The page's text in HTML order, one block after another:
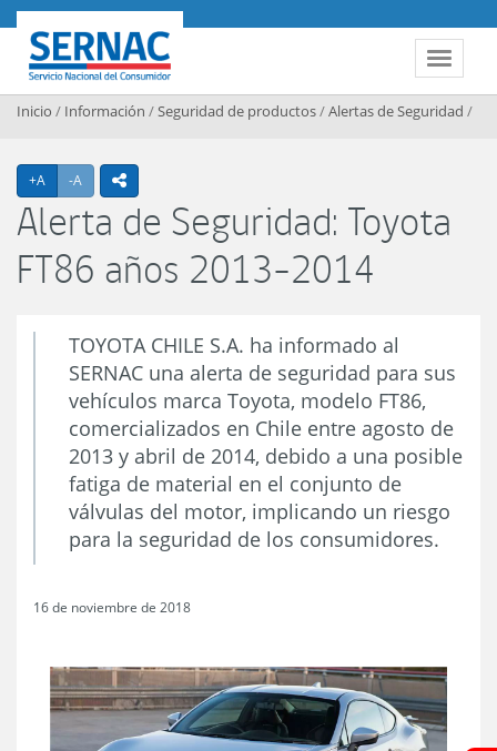
Contenido principal
Toggle
SERNAC
Inicio / Información /Seguridad de productos/Alertas de Seguridad /
+A Agrandar texto
-A Achicar textoicono compartir
Alerta de Seguridad: Toyota
FT86 años 2013-2014
TOYOTA CHILE S.A. ha informado al
SERNAC una alerta de seguridad para sus
vehículos marca Toyota, modelo FT86,
comercializados en Chile entre agosto de
2013 y abril de 2014, debido a una posible
fatiga de material en el conjunto de
válvulas del motor, implicando un riesgo
para la seguridad de los consumidores.
16 de noviembre de 2018